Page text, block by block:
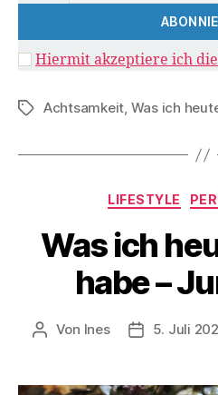
Hiermit akzeptiere ich
Schlagwörter
Achtsamkeit, Was ich
LIFESTYLE
Was ich
habe –
Beitragsautor
Von Ines 5. Juli